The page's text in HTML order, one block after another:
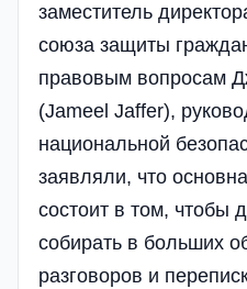
заместитель
союза защиты
правовым вопросам
(Jameel Jaffer),
национальной
заявляли, что
состоит в том, чтобы
собирать в больших
разговоров и